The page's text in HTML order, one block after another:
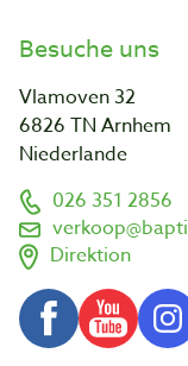
Besuche uns
Vlamoven 32
6826 TN Arnhem
Niederlande
026 351 2856
Direktion